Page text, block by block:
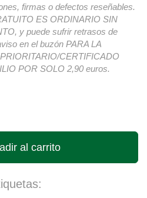
firmas o defectos reseñables.
ES ORDINARIO SIN
y puede sufrir retrasos de
en el buzón PARA LA
CERTIFICADO
POR SOLO 2,90 euros.
al carrito